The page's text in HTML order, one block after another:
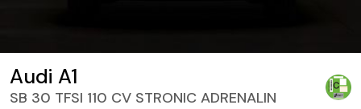
Audi A1
SB 30 TFSI 110 CV STRONIC ADRENALIN